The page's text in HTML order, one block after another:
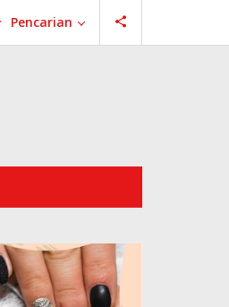
Pencarian